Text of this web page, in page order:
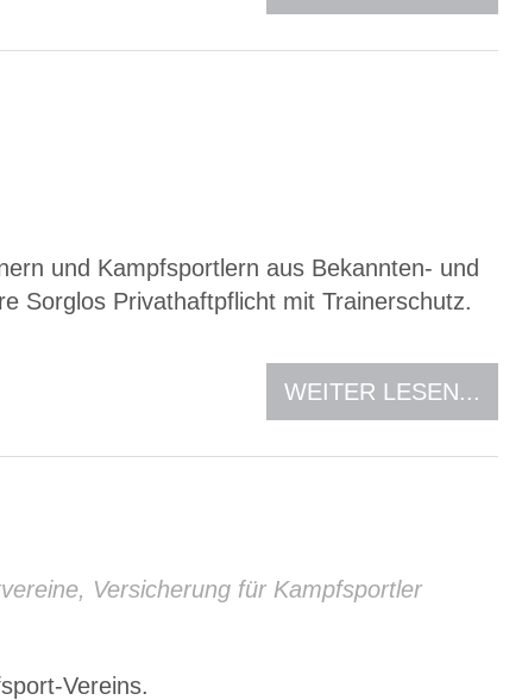
und Kampfsportlern aus Bekannten- und
Sorglos Privathaftpflicht mit Trainerschutz.
WEITER LESEN...
, Versicherung für Kampfsportler
Vereins.